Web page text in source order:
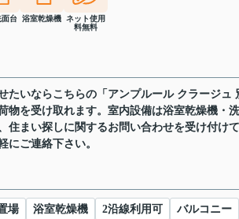
面台 浴室乾燥機 ネット使用
料無料
たいならこちらの「アンプルール クラージュ
物を受け取れます。室内設備は浴室乾燥機・
住まい探しに関するお問い合わせを受け付け
にご連絡下さい。
場 浴室乾燥機 2沿線利用可 バルコニー